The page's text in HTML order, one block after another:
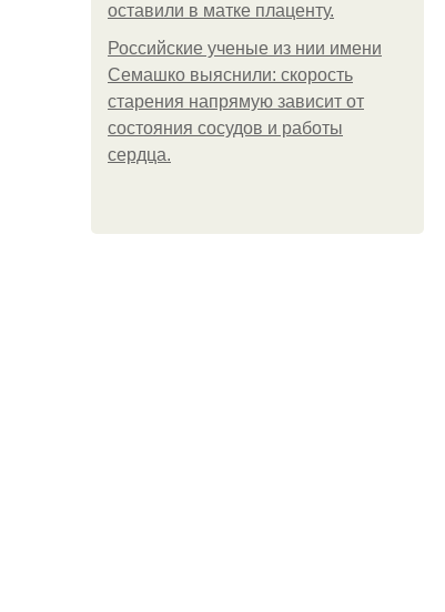
оставили в матке плаценту.
Российские ученые из нии имени
Семашко выяснили: скорость
старения напрямую зависит от
состояния сосудов и работы
сердца.